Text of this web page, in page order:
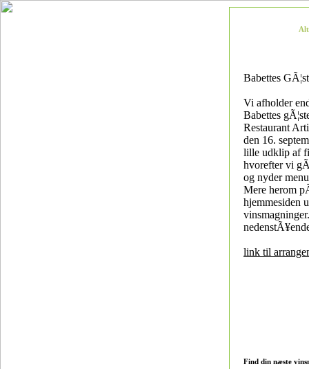
Babettes
Vi afholder
Babettes
Restaurant
den 16.
lille udklip af
hvorefter vi
og nyder
Mere herom
hjemmesiden
link til
Find din næste